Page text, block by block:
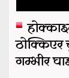
ठोक्किएर
गम्भीर